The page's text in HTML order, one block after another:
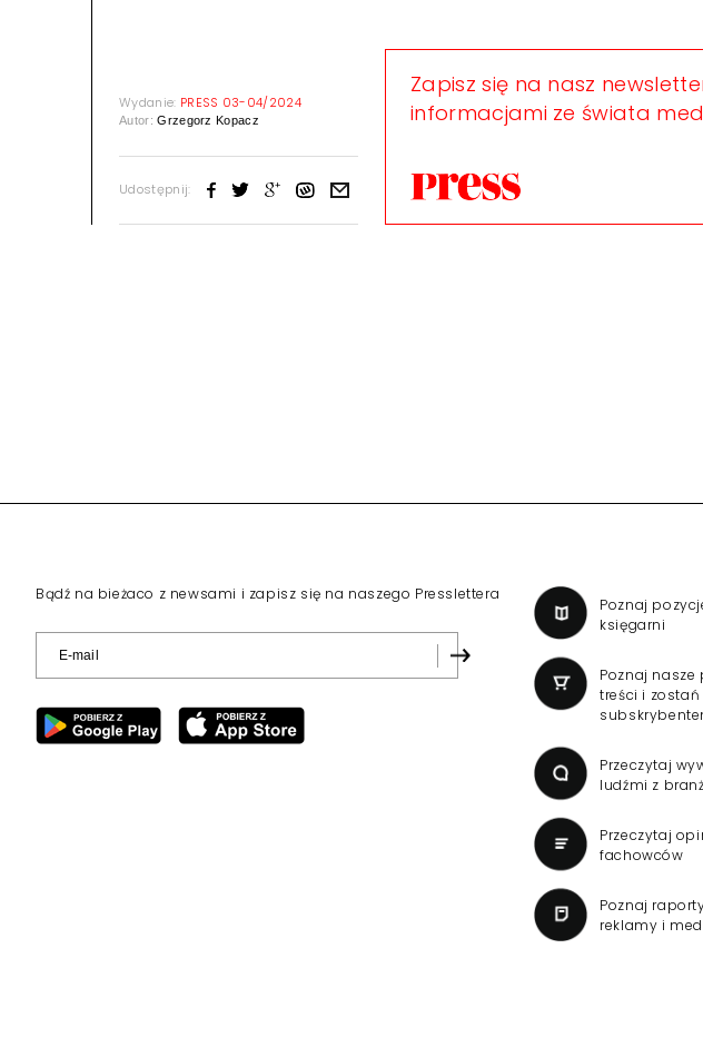
Wydanie: PRESS 03-04/2024
Autor:Grzegorz Kopacz
Udostępnij:
Zapisz się na nasz
informacjami ze świata
Bądź na bieżaco z newsami i zapisz się na naszego Presslettera
Poznaj
księgarni
Poznaj nasze
treści i zostań
Przeczytaj
ludźmi z
Przeczytaj
fachowców
Poznaj
reklamy i